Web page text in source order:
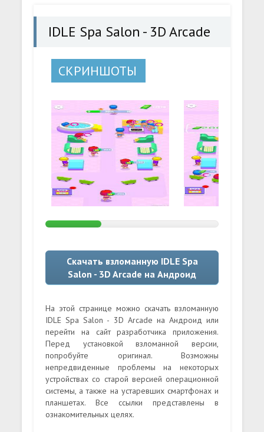
IDLE Spa Salon - 3D Arcade
СКРИНШОТЫ
Скачать взломанную IDLE Spa
Salon - 3D Arcade на Андроид
На этой странице можно скачать взломанную
IDLE Spa Salon - 3D Arcade на Андроид или
перейти на сайт разработчика приложения.
Перед установкой взломанной версии,
попробуйте оригинал. Возможны
непредвиденные проблемы на некоторых
устройствах со старой версией операционной
системы, а также на устаревших смартфонах и
планшетах. Все ссылки представлены в
ознакомительных целях.